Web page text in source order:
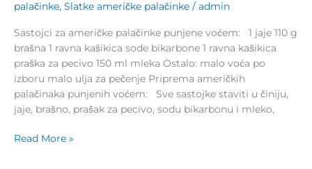
palačinke, Slatke američke palačinke / admin
Sastojci za američke palačinke punjene voćem: 1 jaje 110 g
brašna 1 ravna kašikica sode bikarbone 1 ravna kašikica
praška za pecivo 150 ml mleka Ostalo: malo voća po
izboru malo ulja za pečenje Priprema američkih
palačinaka punjenih voćem: Sve sastojke staviti u činiju,
jaje, brašno, prašak za pecivo, sodu bikarbonu i mleko,
Read More »